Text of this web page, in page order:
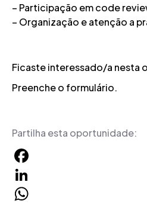
– Participação em code
– Organização e atenção a
Ficaste interessado/a nesta
Preenche o formulário.
Partilha esta oportunidade:
Facebook
LinkedIn